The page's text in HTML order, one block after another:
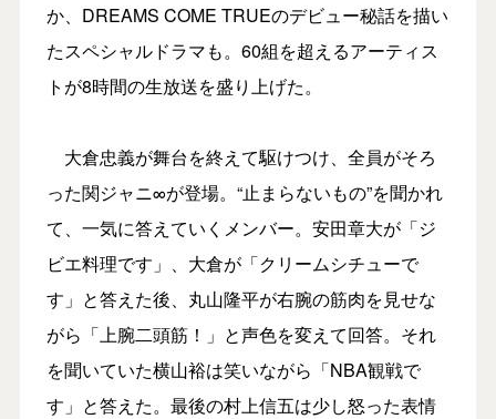
か、DREAMS COME TRUEのデビュー秘話を描い
たスペシャルドラマも。60組を超えるアーティス
トが8時間の生放送を盛り上げた。
大倉忠義が舞台を終えて駆けつけ、全員がそろ
った関ジャニ∞が登場。“止まらないもの”を聞かれ
て、一気に答えていくメンバー。安田章大が「ジ
ビエ料理です」、大倉が「クリームシチューで
す」と答えた後、丸山隆平が右腕の筋肉を見せな
がら「上腕二頭筋！」と声色を変えて回答。それ
を聞いていた横山裕は笑いながら「NBA観戦で
す」と答えた。最後の村上信五は少し怒った表情